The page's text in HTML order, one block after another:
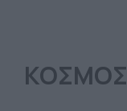
ΚΟΣΜΟΣ